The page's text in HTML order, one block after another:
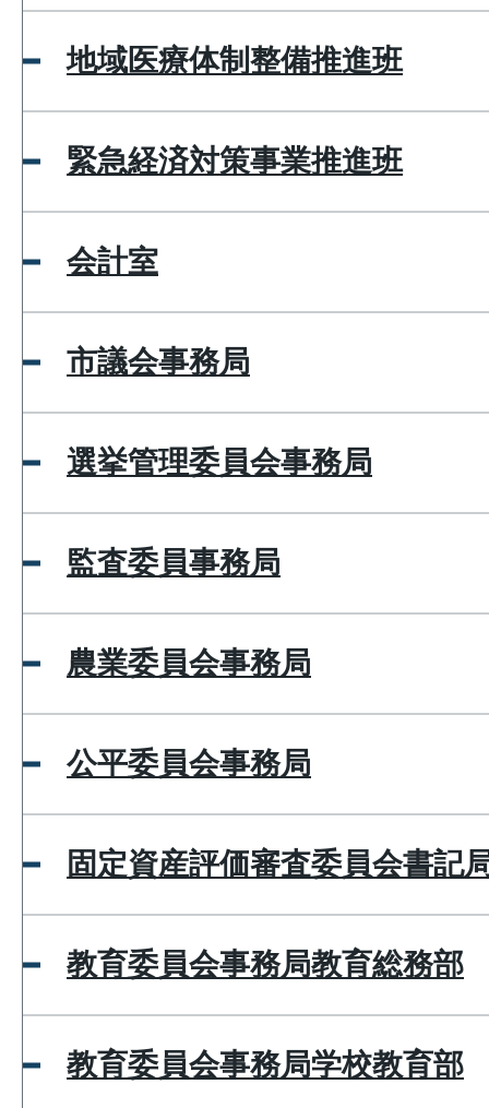
地域医療体制整備推進班
緊急経済対策事業推進班
会計室
市議会事務局
選挙管理委員会事務局
監査委員事務局
農業委員会事務局
公平委員会事務局
固定資産評価審査委員会書記
教育委員会事務局教育総務部
教育委員会事務局学校教育部